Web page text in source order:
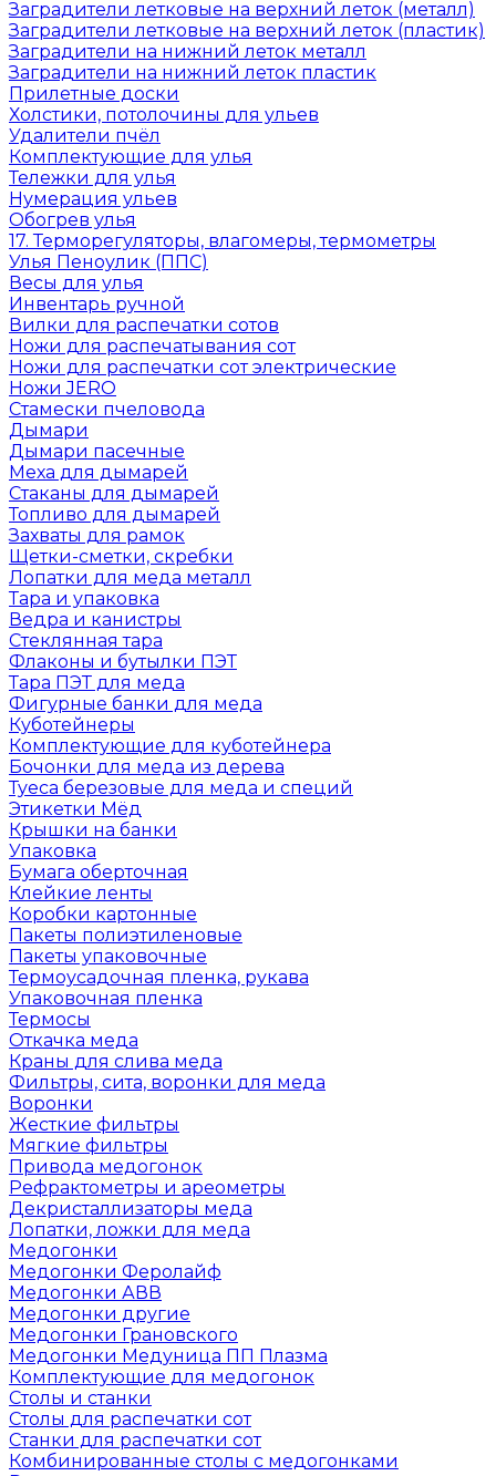
Заградители летковые на верхний леток (металл)
Заградители летковые на верхний леток (пластик)
Заградители на нижний леток металл
Заградители на нижний леток пластик
Прилетные доски
Холстики, потолочины для ульев
Удалители пчёл
Комплектующие для улья
Тележки для улья
Нумерация ульев
Обогрев улья
17. Терморегуляторы, влагомеры, термометры
Улья Пеноулик (ППС)
Весы для улья
Инвентарь ручной
Вилки для распечатки сотов
Ножи для распечатывания сот
Ножи для распечатки сот электрические
Ножи JERO
Стамески пчеловода
Дымари
Дымари пасечные
Меха для дымарей
Стаканы для дымарей
Топливо для дымарей
Захваты для рамок
Щетки-сметки, скребки
Лопатки для меда металл
Тара и упаковка
Ведра и канистры
Стеклянная тара
Флаконы и бутылки ПЭТ
Тара ПЭТ для меда
Фигурные банки для меда
Куботейнеры
Комплектующие для куботейнера
Бочонки для меда из дерева
Туеса березовые для меда и специй
Этикетки Мёд
Крышки на банки
Упаковка
Бумага оберточная
Клейкие ленты
Коробки картонные
Пакеты полиэтиленовые
Пакеты упаковочные
Термоусадочная пленка, рукава
Упаковочная пленка
Термосы
Откачка меда
Краны для слива меда
Фильтры, сита, воронки для меда
Воронки
Жесткие фильтры
Мягкие фильтры
Привода медогонок
Рефрактометры и ареометры
Декристаллизаторы меда
Лопатки, ложки для меда
Медогонки
Медогонки Феролайф
Медогонки АВВ
Медогонки другие
Медогонки Грановского
Медогонки Медуница ПП Плазма
Комплектующие для медогонок
Столы и станки
Столы для распечатки сот
Станки для распечатки сот
Комбинированные столы с медогонками